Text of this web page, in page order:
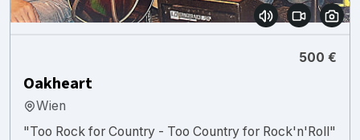
500 €
Oakheart
Wien
"Too Rock for Country - Too Country for Rock'n'Roll"